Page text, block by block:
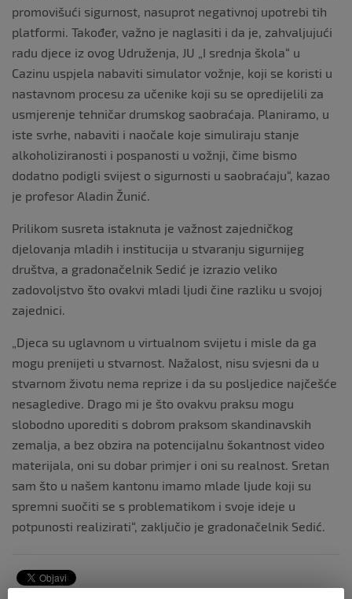
promovišući sigurnost, nasuprot negativnoj upotrebi tih
platformi. Također, važno je naglasiti i da je, zahvaljujući
radu djece iz ovog Udruženja, JU „I srednja škola“ u
Cazinu uspjela nabaviti simulator vožnje, koji se koristi u
nastavnom procesu za učenike koji su se opredijelili za
usmjerenje tehničar drumskog saobraćaja. Planiramo, u
iste svrhe, nabaviti i naočale koje simuliraju stanje
alkoholiziranosti i pospanosti u vožnji, čime bismo
dodatno podigli svijest o sigurnosti u saobraćaju“, kazao
je profesor Aladin Žunić.
Prilikom susreta istaknuta je važnost zajedničkog
djelovanja mladih i institucija u stvaranju sigurnijeg
društva, a gradonačelnik Sedić je izrazio veliko
zadovoljstvo što ovakvi mladi ljudi čine razliku u svojoj
zajednici.
„Djeca su uglavnom u virtualnom svijetu i misle da ga
mogu prenijeti u stvarnost. Nažalost, nisu svjesni da u
stvarnom životu nema reprize i da su posljedice najčešće
nesagledive. Drago mi je što ovakvu praksu mogu
slobodno uporediti s dobrom praksom skandinavskih
zemalja, a bez obzira na potencijalnu šokantnost video
materijala, oni su dobar primjer i oni su realnost. Sretan
sam što u našem kantonu imamo mlade ljude koji su
spremni suočiti se s problematikom i svoje ideje u
potpunosti realizirati“, zaključio je gradonačelnik Sedić.